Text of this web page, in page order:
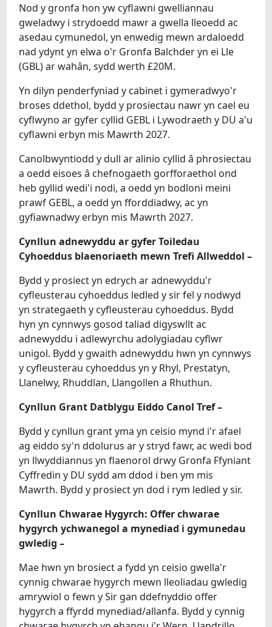
Nod y gronfa hon yw cyflawni gwelliannau
gweladwy i strydoedd mawr a gwella lleoedd ac
asedau cymunedol, yn enwedig mewn ardaloedd
nad ydynt yn elwa o'r Gronfa Balchder yn ei Lle
(GBL) ar wahân, sydd werth £20M.
Yn dilyn penderfyniad y cabinet i gymeradwyo'r
broses ddethol, bydd y prosiectau nawr yn cael eu
cyflwyno ar gyfer cyllid GEBL i Lywodraeth y DU a'u
cyflawni erbyn mis Mawrth 2027.
Canolbwyntiodd y dull ar alinio cyllid â phrosiectau
a oedd eisoes â chefnogaeth gorfforaethol ond
heb gyllid wedi'i nodi, a oedd yn bodloni meini
prawf GEBL, a oedd yn fforddiadwy, ac yn
gyfiawnadwy erbyn mis Mawrth 2027.
Cynllun adnewyddu ar gyfer Toiledau
Cyhoeddus blaenoriaeth mewn Trefi Allweddol –
Bydd y prosiect yn edrych ar adnewyddu'r
cyfleusterau cyhoeddus ledled y sir fel y nodwyd
yn strategaeth y cyfleusterau cyhoeddus. Bydd
hyn yn cynnwys gosod taliad digyswllt ac
adnewyddu i adlewyrchu adolygiadau cyflwr
unigol. Bydd y gwaith adnewyddu hwn yn cynnwys
y cyfleusterau cyhoeddus yn y Rhyl, Prestatyn,
Llanelwy, Rhuddlan, Llangollen a Rhuthun.
Cynllun Grant Datblygu Eiddo Canol Tref –
Bydd y cynllun grant yma yn ceisio mynd i'r afael
ag eiddo sy'n ddolurus ar y stryd fawr, ac wedi bod
yn llwyddiannus yn flaenorol drwy Gronfa Ffyniant
Cyffredin y DU sydd am ddod i ben ym mis
Mawrth. Bydd y prosiect yn dod i rym ledled y sir.
Cynllun Chwarae Hygyrch: Offer chwarae
hygyrch ychwanegol a mynediad i gymunedau
gwledig –
Mae hwn yn brosiect a fydd yn ceisio gwella'r
cynnig chwarae hygyrch mewn lleoliadau gwledig
amrywiol o fewn y Sir gan ddefnyddio offer
hygyrch a ffyrdd mynediad/allanfa. Bydd y cynnig